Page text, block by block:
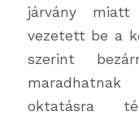
járvány miatt
vezetett be a
szerint
oktatásra